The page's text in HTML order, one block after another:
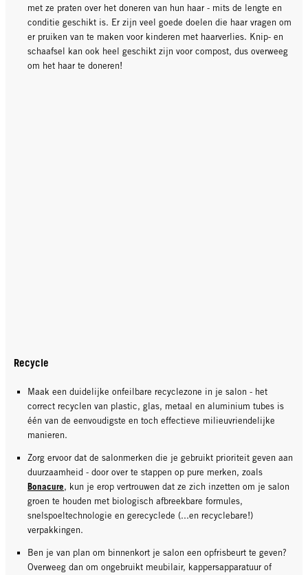
met ze praten over het doneren van hun haar - mits de lengte en
conditie geschikt is. Er zijn veel goede doelen die haar vragen om
er pruiken van te maken voor kinderen met haarverlies. Knip- en
schaafsel kan ook heel geschikt zijn voor compost, dus overweeg
om het haar te doneren!
Recycle
Maak een duidelijke onfeilbare recyclezone in je salon - het
correct recyclen van plastic, glas, metaal en aluminium tubes is
één van de eenvoudigste en toch effectieve milieuvriendelijke
manieren.
Zorg ervoor dat de salonmerken die je gebruikt prioriteit geven aan
duurzaamheid - door over te stappen op pure merken, zoals
Bonacure, kun je erop vertrouwen dat ze zich inzetten om je salon
groen te houden met biologisch afbreekbare formules,
snelspoeltechnologie en gerecyclede (...en recyclebare!)
verpakkingen.
Ben je van plan om binnenkort je salon een opfrisbeurt te geven?
Overweeg dan om ongebruikt meubilair, kappersapparatuur of